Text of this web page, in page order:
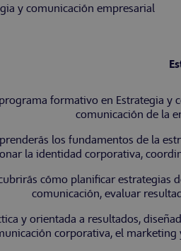
y comunicación empresarial
formativo en Estrategia y
comunicación de la
los fundamentos de la
la identidad corporativa,
cómo planificar estrategias
comunicación, evaluar
y orientada a resultados,
corporativa, el marketing